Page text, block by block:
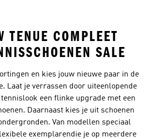
TENUE COMPLEET
SALE
en kies jouw nieuwe paar in de
Laat je verrassen door uiteenlopende
een flinke upgrade met een
Daarnaast kies je uit schoenen
Van modellen speciaal
exemplarendie je op meerdere